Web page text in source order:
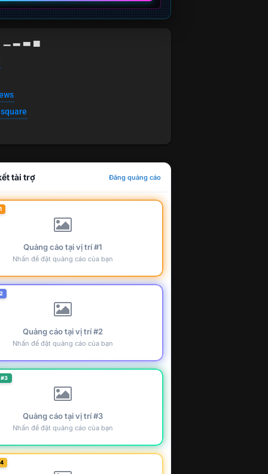
▁ ▂ ▃ ▄
tài trợ Đăng quảng cáo
Quảng cáo tại vị trí #1
Nhấn để đặt quảng cáo của bạn
Quảng cáo tại vị trí #2
Nhấn để đặt quảng cáo của bạn
Quảng cáo tại vị trí #3
Nhấn để đặt quảng cáo của bạn